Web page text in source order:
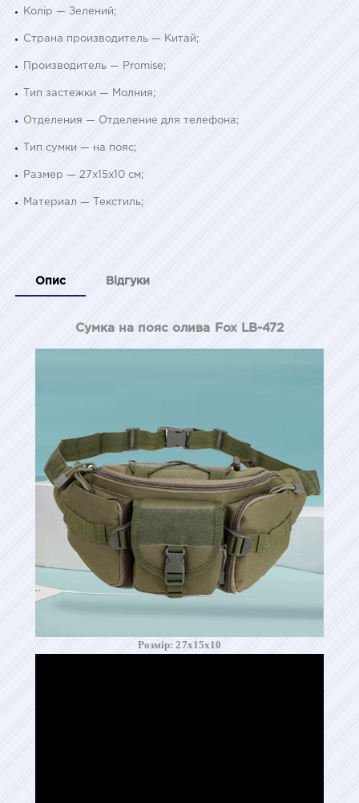
Колір — Зелений;
Страна производитель — Китай;
Производитель — Promise;
Тип застежки — Молния;
Отделения — Отделение для телефона;
Тип сумки — на пояс;
Размер — 27х15х10 см;
Материал — Текстиль;
Опис Відгуки
Сумка на пояс олива Fox LB-472
Розмір: 27х15х10